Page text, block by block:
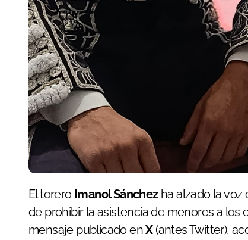
El toreroImanol Sánchezha alzado la voz
de prohibir la asistencia de menores a
mensaje publicado enX(antes Twitter),